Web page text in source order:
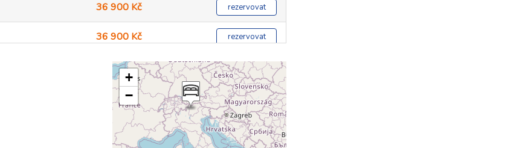
36 900 Kč rezervovat
36 900 Kč rezervovat
43 100 Kč rezervovat
46 200 Kč rezervovat
+
−